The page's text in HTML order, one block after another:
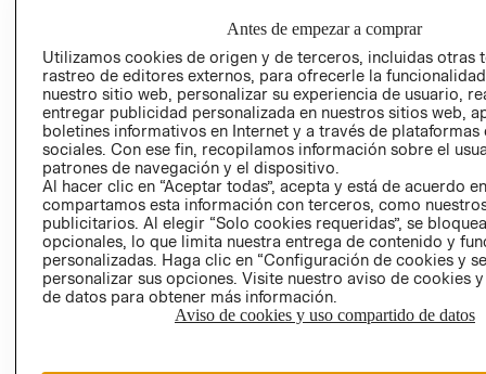
RELACIÓN CON
INVERSIONISTAS
POLÍTICA
EMPRESARIAL
- RETIRO EN
TIENDA
TÉRMINOS Y
CONDICIONES
AVISO DE
PRIVACIDAD
GIFT CARD
AVISO DE
COOKIES
Antes de empezar a comprar
Utilizamos cookies de origen y de terceros, incluidas otras
rastreo de editores externos, para ofrecerle la
nuestro sitio web, personalizar su experiencia de usuario,
entregar publicidad personalizada en nuestros sitios web,
boletines informativos en Internet y a través de plataformas
sociales. Con ese fin, recopilamos información sobre el
patrones de navegación y el dispositivo.
Al hacer clic en “Aceptar todas”, acepta y está de acuerdo
compartamos esta información con terceros, como
publicitarios. Al elegir “Solo cookies requeridas”, se
opcionales, lo que limita nuestra entrega de contenido y
personalizadas. Haga clic en “Configuración de cookies y
personalizar sus opciones. Visite nuestro aviso de cookies
de datos para obtener más información.
Aviso de cookies y uso compartido de datos